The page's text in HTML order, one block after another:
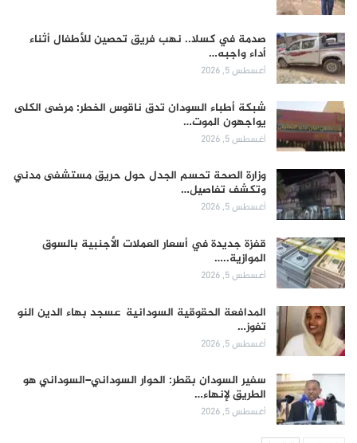
صدمة في كسلا.. نهب فريق تحصين للأطفال أثناء
أداء واجبه…
أغسطس 5, 2026
شبكة أطباء السودان تدق ناقوس الخطر: مرضى الكلى
يواجهون الموت…
أغسطس 5, 2026
وزارة الصحة تحسم الجدل حول حريق مستشفى مدني
وتكشف تفاصيل…
أغسطس 5, 2026
قفزة جديدة في أسعار العملات الأجنبية بالسوق
الموازية..…
أغسطس 5, 2026
المدافعة الحقوقية السودانية عسجد بهاء الدين النو
تفوز…
أغسطس 5, 2026
سفير السودان بقطر: الحوار السوداني–السوداني هو
الطريق لإنهاء…
أغسطس 5, 2026